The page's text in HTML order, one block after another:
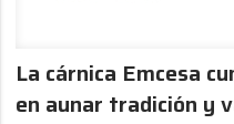
La cárnica Emcesa
en aunar tradición y